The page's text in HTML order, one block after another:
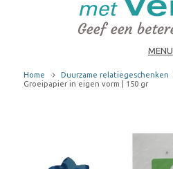
MENU
Home Duurzame relatiegeschenken
Groeipapier in eigen vorm | 150 gr